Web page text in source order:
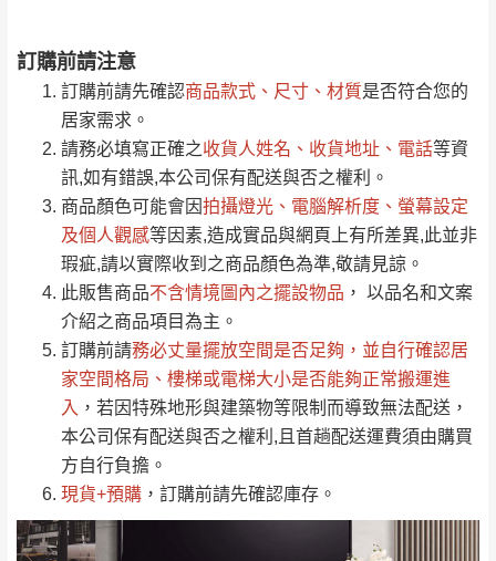
訂購前請注意
訂購前請先確認商品款式、尺寸、材質是否符合您的
居家需求。
請務必填寫正確之收貨人姓名、收貨地址、電話等資
訊,如有錯誤,本公司保有配送與否之權利。
商品顏色可能會因拍攝燈光、電腦解析度、螢幕設定
及個人觀感等因素,造成實品與網頁上有所差異,此並非
瑕疵,請以實際收到之商品顏色為準,敬請見諒。
此販售商品不含情境圖內之擺設物品 ， 以品名和文案
介紹之商品項目為主。
訂購前請務必丈量擺放空間是否足夠 ，並自行確認居
家空間格局、 樓梯或電梯大小是否能夠正常搬運進
入 ，若因特殊地形與建築物等限制而導致無法配送，
本公司保有配送與否之權利,且首趟配送運費須由購買
方自行負擔。
現貨+預購 ，訂購前請先確認庫存。
運 費 說 明
運送地區 運送費用
偏遠地區
（請先線上詢問 LINE
→@dershin ）
桃園
免 運
費
復興鄉
新竹
峨眉鄉、五峰鄉、
橫山、北埔鄉、尖
石鄉、寶山鄉山
區、新埔山區、芎
台北
注意事項：
由於品項繁多，網頁無法及時更新，如有需
要購買商品，請於出發前來電或到「官方
Line客服」來信確認商品是否有「現貨」與
「金額」。
若商品價格或庫存有異常，商家有權取消訂
單。部分網路商品恕無法更改原設計或客製，敬請
見諒！
接單後二日內(不含例假日)，我們客服會與您
電話聯絡或E-Mail通知確認訂單。
（線上客
服 LINE → @dershin）
下單前先詢問是否現貨 ，若未詢問下單後無
現貨我們客服會再來電或E-Mail與您聯絡
（洽詢方式請搜尋 Line ID →
地區恕無法提供運送 (詳見運送規章)。
0/5 (0)筆
全部 依評論高至低排列
依評論低至高排列 只顯示附上圖片
只顯示附上評論